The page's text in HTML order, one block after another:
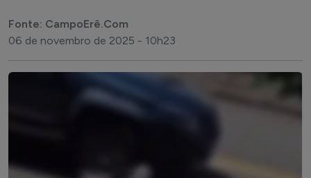
Fonte: CampoErê.Com
06 de novembro de 2025 - 10h23